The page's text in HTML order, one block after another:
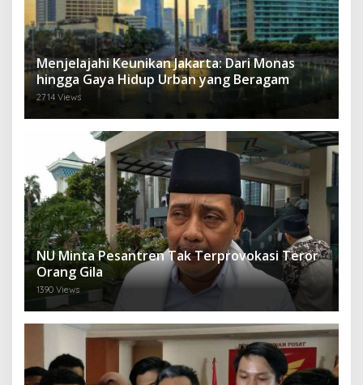
Menjelajahi Keunikan Jakarta: Dari Monas
hingga Gaya Hidup Urban yang Beragam
2714 Views
NU Minta Pesantren Tak Terprovokasi Teror
Orang Gila
1390 Views